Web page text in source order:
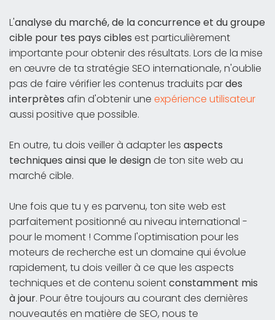
L'analyse du marché, de la concurrence et du groupe
cible pour tes pays cibles est particulièrement
importante pour obtenir des résultats. Lors de la mise
en œuvre de ta stratégie SEO internationale, n'oublie
pas de faire vérifier les contenus traduits pardes
interprètes afin d'obtenir une expérience utilisateur
aussi positive que possible.
En outre, tu dois veiller à adapter les aspects
techniques ainsi que le designde ton site web au
marché cible.
Une fois que tu y es parvenu, ton site web est
parfaitement positionné au niveau international -
pour le moment ! Comme l'optimisation pour les
moteurs de recherche est un domaine qui évolue
rapidement, tu dois veiller à ce que les aspects
techniques et de contenu soientconstamment mis
à jour. Pour être toujours au courant des dernières
nouveautés en matière de SEO, nous te